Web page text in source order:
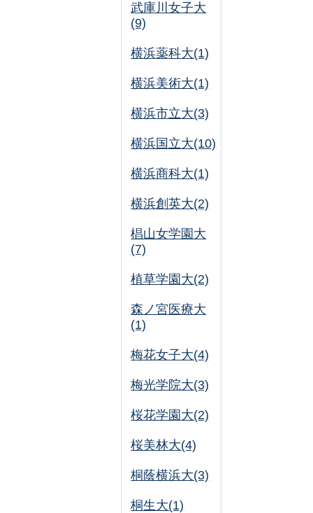
武庫川女子大
(9)
横浜薬科大(1)
横浜美術大(1)
横浜市立大(3)
横浜国立大(10)
横浜商科大(1)
横浜創英大(2)
椙山女学園大
(7)
植草学園大(2)
森ノ宮医療大
(1)
梅花女子大(4)
梅光学院大(3)
桜花学園大(2)
桜美林大(4)
桐蔭横浜大(3)
桐生大(1)